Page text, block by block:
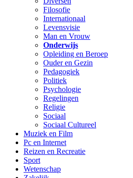
Filosofie
Internationaal
Levensvisie
Man en Vrouw
Onderwijs
Opleiding en Beroep
Ouder en Gezin
Pedagogiek
Politiek
Psychologie
Regelingen
Religie
Sociaal
Sociaal Cultureel
Muziek en Film
Pc en Internet
Reizen en Recreatie
Sport
Wetenschap